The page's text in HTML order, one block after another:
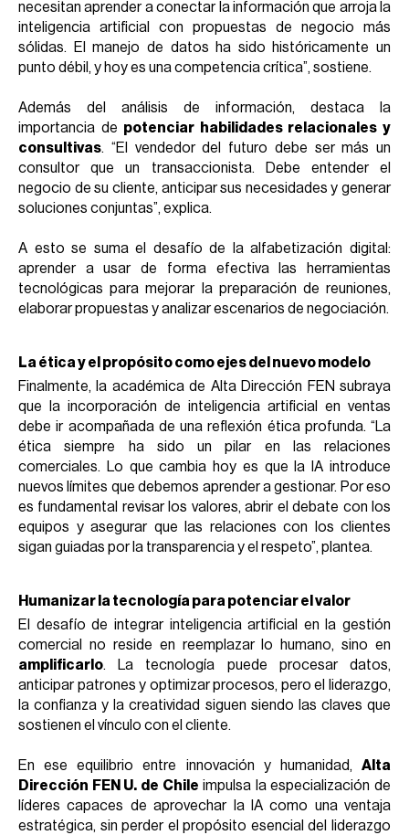
necesitan aprender a conectar la información que arroja la
inteligencia artificial con propuestas de negocio más
sólidas. El manejo de datos ha sido históricamente un
punto débil, y hoy es una competencia crítica”, sostiene.
Además del análisis de información, destaca la
importancia de potenciar habilidades relacionales y
consultivas. “El vendedor del futuro debe ser más un
consultor que un transaccionista. Debe entender el
negocio de su cliente, anticipar sus necesidades y generar
soluciones conjuntas”, explica.
A esto se suma el desafío de la alfabetización digital:
aprender a usar de forma efectiva las herramientas
tecnológicas para mejorar la preparación de reuniones,
elaborar propuestas y analizar escenarios de negociación.
La ética y el propósito como ejes del nuevo modelo
Finalmente, la académica de Alta Dirección FEN subraya
que la incorporación de inteligencia artificial en ventas
debe ir acompañada de una reflexión ética profunda. “La
ética siempre ha sido un pilar en las relaciones
comerciales. Lo que cambia hoy es que la IA introduce
nuevos límites que debemos aprender a gestionar. Por eso
es fundamental revisar los valores, abrir el debate con los
equipos y asegurar que las relaciones con los clientes
sigan guiadas por la transparencia y el respeto”, plantea.
Humanizar la tecnología para potenciar el valor
El desafío de integrar inteligencia artificial en la gestión
comercial no reside en reemplazar lo humano, sino en
amplificarlo. La tecnología puede procesar datos,
anticipar patrones y optimizar procesos, pero el liderazgo,
la confianza y la creatividad siguen siendo las claves que
sostienen el vínculo con el cliente.
En ese equilibrio entre innovación y humanidad, Alta
Dirección FEN U. de Chile impulsa la especialización de
líderes capaces de aprovechar la IA como una ventaja
estratégica, sin perder el propósito esencial del liderazgo